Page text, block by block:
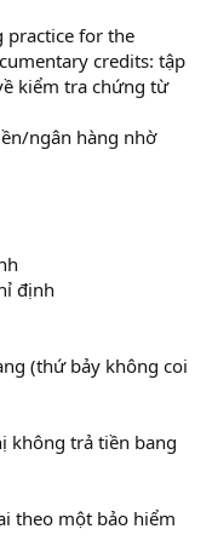
practice for the
credits: tập
kiểm tra chứng từ
ngân hàng nhờ
định
(thứ bảy không coi
không trả tiền bang
theo một bảo hiểm